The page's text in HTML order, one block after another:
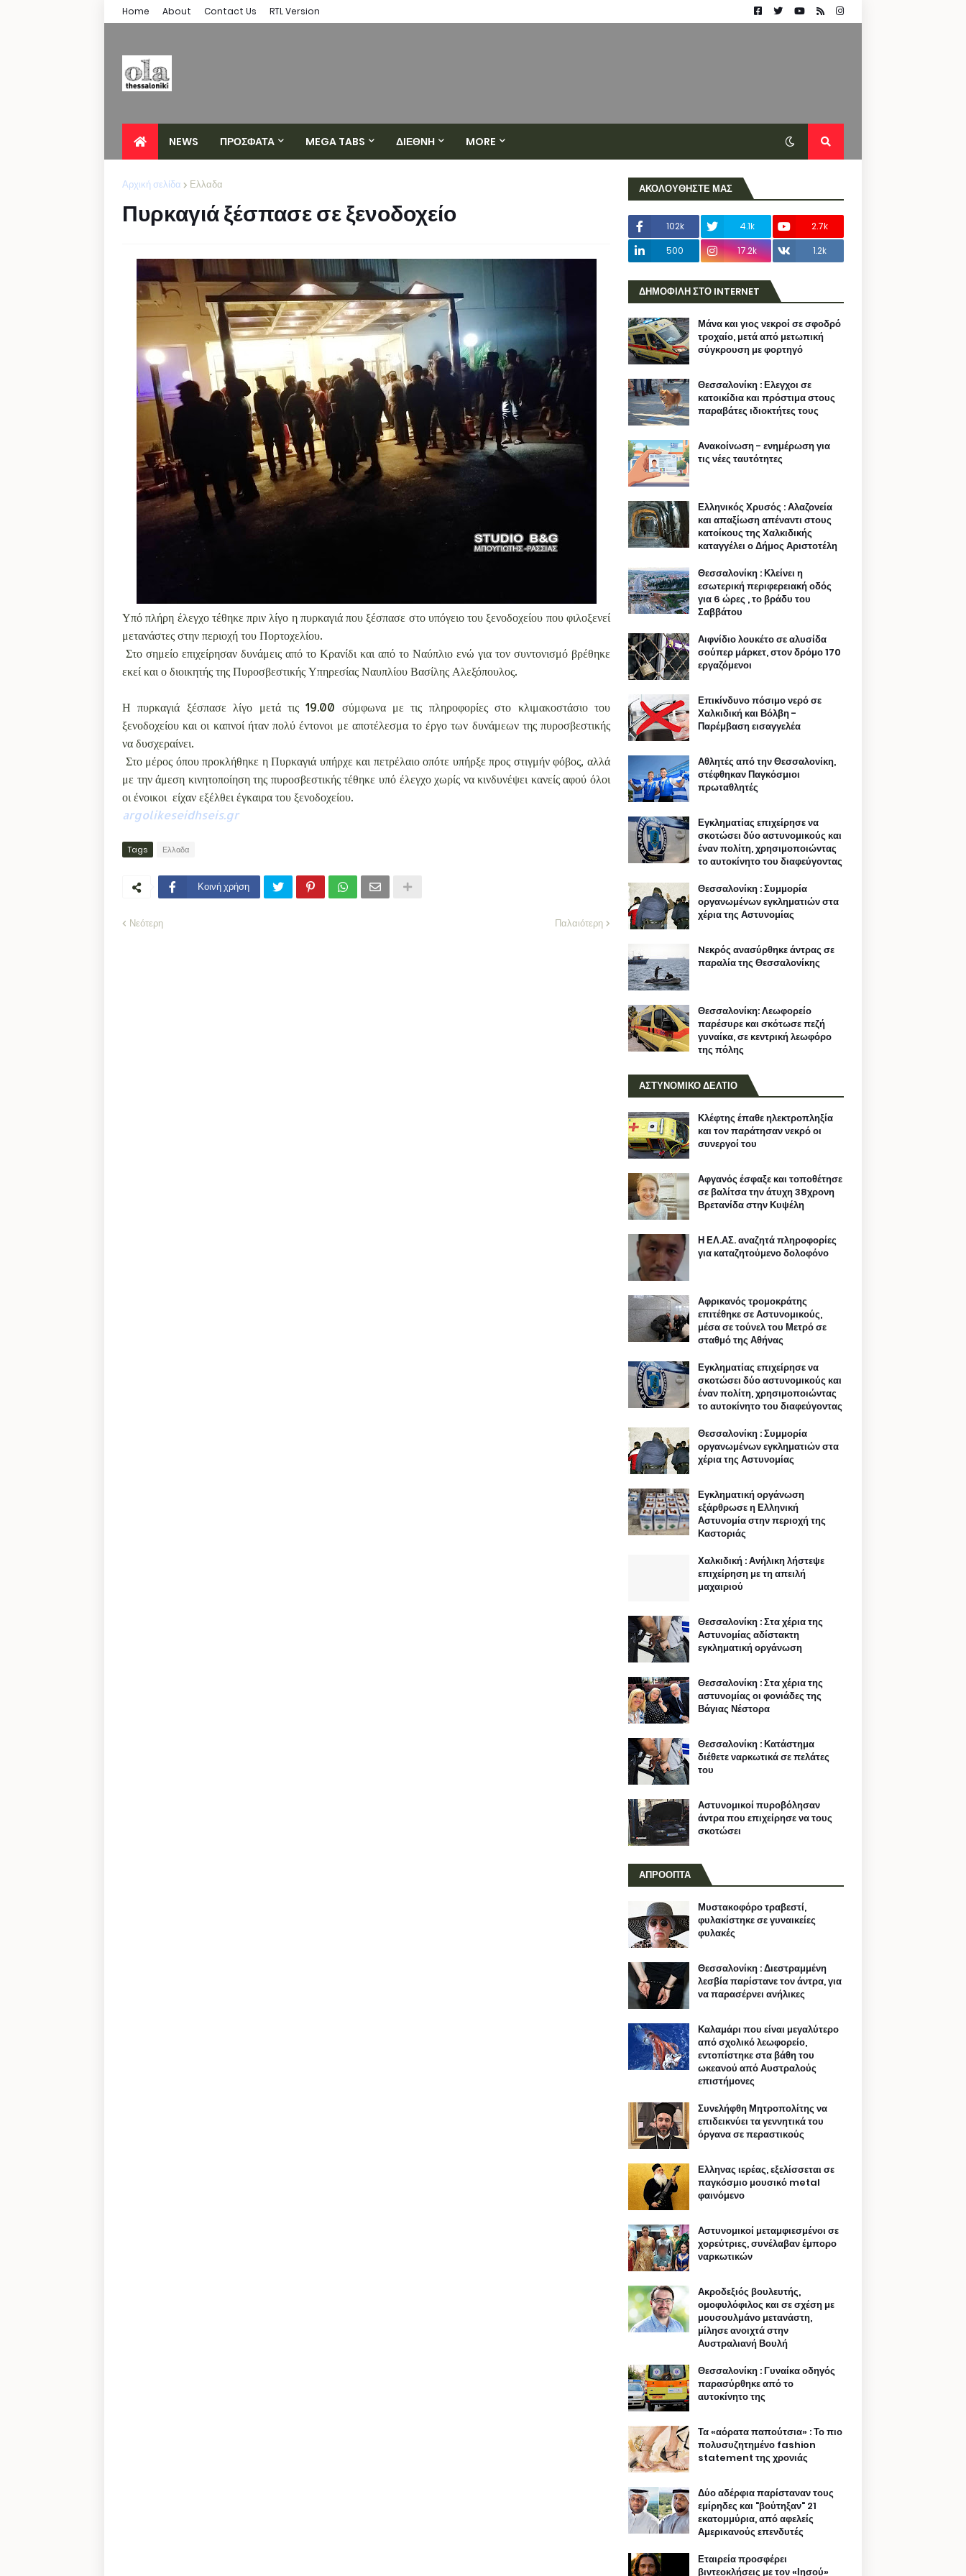
Home About Contact Us RTL Version
NEWS ΠΡΟΣΦΑΤΑ MEGA TABS ΔΙΕΘΝΗ MORE
Αρχική σελίδα Ελλαδα
Πυρκαγιά ξέσπασε σε ξενοδοχείο
Υπό πλήρη έλεγχο τέθηκε πριν λίγο η πυρκαγιά που ξέσπασε στο υπόγειο του ξενοδοχείου που φιλοξενεί
μετανάστες στην περιοχή του Πορτοχελίου.
Στο σημείο επιχείρησαν δυνάμεις από το Κρανίδι και από το Ναύπλιο ενώ για τον συντονισμό βρέθηκε
εκεί και ο διοικητής της Πυροσβεστικής Υπηρεσίας Ναυπλίου Βασίλης Αλεξόπουλος.
Η πυρκαγιά ξέσπασε λίγο μετά τις 19.00 σύμφωνα με τις πληροφορίες στο κλιμακοστάσιο του
ξενοδοχείου και οι καπνοί ήταν πολύ έντονοι με αποτέλεσμα το έργο των δυνάμεων της πυροσβεστικής
να δυσχεραίνει.
Στο μέρος όπου προκλήθηκε η Πυρκαγιά υπήρχε και πετρέλαιο οπότε υπήρξε προς στιγμήν φόβος, αλλά
με την άμεση κινητοποίηση της πυροσβεστικής τέθηκε υπό έλεγχο χωρίς να κινδυνέψει κανείς αφού όλοι
οι ένοικοι είχαν εξέλθει έγκαιρα του ξενοδοχείου.
argolikeseidhseis.gr
Tags Ελλαδα
Κοινή χρήση
Νεότερη Παλαιότερη
ΑΚΟΛΟΥΘΗΣΤΕ ΜΑΣ
102k 4.1k
2.7k
500
17.2k 1.2k
ΔΗΜΟΦΙΛΗ ΣΤΟ INTERNET
Μάνα και γιος νεκροί σε σφοδρό
τροχαίο, μετά από μετωπική
σύγκρουση με φορτηγό
Θεσσαλονίκη : Ελεγχοι σε
κατοικίδια και πρόστιμα στους
παραβάτες ιδιοκτήτες τους
Ανακοίνωση - ενημέρωση για
τις νέες ταυτότητες
Ελληνικός Χρυσός : Αλαζονεία
και απαξίωση απέναντι στους
κατοίκους της Χαλκιδικής
καταγγέλει ο Δήμος Αριστοτέλη
Θεσσαλονίκη : Κλείνει η
εσωτερική περιφερειακή οδός
για 6 ώρες , το βράδυ του
Σαββάτου
Αιφνίδιο λουκέτο σε αλυσίδα
σούπερ μάρκετ, στον δρόμο 170
εργαζόμενοι
Επικίνδυνο πόσιμο νερό σε
Χαλκιδική και Βόλβη -
Παρέμβαση εισαγγελέα
Αθλητές από την Θεσσαλονίκη,
στέφθηκαν Παγκόσμιοι
πρωταθλητές
Εγκληματίας επιχείρησε να
σκοτώσει δύο αστυνομικούς και
έναν πολίτη, χρησιμοποιώντας
το αυτοκίνητο του διαφεύγοντας
Θεσσαλονίκη : Συμμορία
οργανωμένων εγκληματιών στα
χέρια της Αστυνομίας
Nεκρός ανασύρθηκε άντρας σε
παραλία της Θεσσαλονίκης
Θεσσαλονίκη: Λεωφορείο
παρέσυρε και σκότωσε πεζή
γυναίκα, σε κεντρική λεωφόρο
της πόλης
ΑΣΤΥΝΟΜΙΚΟ ΔΕΛΤΙΟ
Κλέφτης έπαθε ηλεκτροπληξία
και τον παράτησαν νεκρό οι
συνεργοί του
Αφγανός έσφαξε και τοποθέτησε
σε βαλίτσα την άτυχη 38χρονη
Βρετανίδα στην Κυψέλη
Η ΕΛ.ΑΣ. αναζητά πληροφορίες
για καταζητούμενο δολοφόνο
Αφρικανός τρομοκράτης
επιτέθηκε σε Αστυνομικούς,
μέσα σε τούνελ του Μετρό σε
σταθμό της Αθήνας
Εγκληματίας επιχείρησε να
σκοτώσει δύο αστυνομικούς και
έναν πολίτη, χρησιμοποιώντας
το αυτοκίνητο του διαφεύγοντας
Θεσσαλονίκη : Συμμορία
οργανωμένων εγκληματιών στα
χέρια της Αστυνομίας
Εγκληματική οργάνωση
εξάρθρωσε η Ελληνική
Αστυνομία στην περιοχή της
Καστοριάς
Χαλκιδική : Ανήλικη λήστεψε
επιχείρηση με τη απειλή
μαχαιριού
Θεσσαλονίκη : Στα χέρια της
Αστυνομίας αδίστακτη
εγκληματική οργάνωση
Θεσσαλονίκη : Στα χέρια της
αστυνομίας οι φονιάδες της
Βάγιας Νέστορα
Θεσσαλονίκη : Κατάστημα
διέθετε ναρκωτικά σε πελάτες
του
Αστυνομικοί πυροβόλησαν
άντρα που επιχείρησε να τους
σκοτώσει
ΑΠΡΟΟΠΤΑ
Μυστακοφόρο τραβεστί,
φυλακίστηκε σε γυναικείες
φυλακές
Θεσσαλονίκη : Διεστραμμένη
λεσβία παρίστανε τον άντρα, για
να παρασέρνει ανήλικες
Καλαμάρι που είναι μεγαλύτερο
από σχολικό λεωφορείο,
εντοπίστηκε στα βάθη του
ωκεανού από Αυστραλούς
επιστήμονες
Συνελήφθη Μητροπολίτης να
επιδεικνύει τα γεννητικά του
όργανα σε περαστικούς
Ελληνας ιερέας, εξελίσσεται σε
παγκόσμιο μουσικό metal
φαινόμενο
Αστυνομικοί μεταμφιεσμένοι σε
χορεύτριες, συνέλαβαν έμπορο
ναρκωτικών
Ακροδεξιός βουλευτής,
ομοφυλόφιλος και σε σχέση με
μουσουλμάνο μετανάστη,
μίλησε ανοιχτά στην
Αυστραλιανή Βουλή
Θεσσαλονίκη : Γυναίκα οδηγός
παρασύρθηκε από το
αυτοκίνητο της
Τα «αόρατα παπούτσια» : Το πιο
πολυσυζητημένο fashion
statement της χρονιάς
Δύο αδέρφια παρίσταναν τους
εμίρηδες και "βούτηξαν" 21
εκατομμύρια, από αφελείς
Αμερικανούς επενδυτές
Εταιρεία προσφέρει
βιντεοκλήσεις με τον «Ιησού»